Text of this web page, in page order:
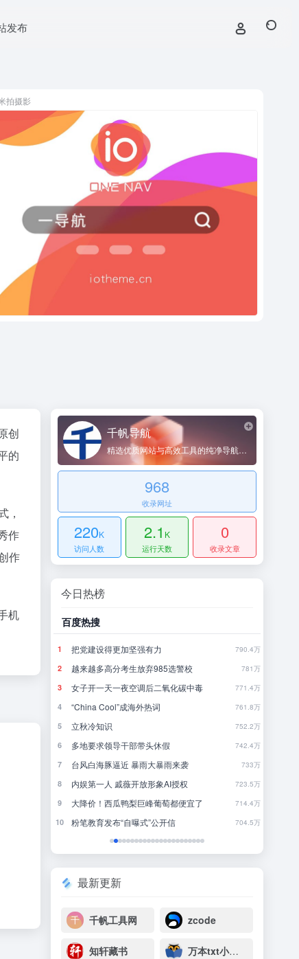
发布
拍摄影
创
的
，
作
作
机
千帆导航
精选优质网站与高效工具的纯净导航平台
968
收录网址
220K
访问人数
2.1 K
运行天数
0
收录文章
今日热榜
重要？
百度热搜
1 把党建设得更加坚强有力 790.4万
2 越来越多高分考生放弃985选警校 781万
3 女子开一天一夜空调后二氧化碳中毒 771.4万
4 “China Cool”成海外热词 761.8万
5 立秋冷知识 752.2万
6 多地要求领导干部带头休假 742.4万
7 台风白海豚逼近 暴雨大暴雨来袭 733万
8 内娱第一人 戚薇开放形象AI授权 723.5万
9 大降价！西瓜鸭梨巨峰葡萄都便宜了 714.4万
10 粉笔教育发布“自曝式”公开信 704.5万
最新更新
千帆工具网 zcode
知轩藏书 万本txt小说下载网